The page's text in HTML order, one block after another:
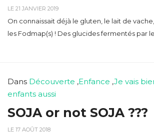
LE 21 JANVIER 2019
On connaissait déjà le gluten, le lait de
les Fodmap(s) ! Des glucides fermentés par
Dans Découverte ,Enfance ,Je vais
enfants aussi
SOJA or not SOJA ???
LE 17 AOÛT 2018